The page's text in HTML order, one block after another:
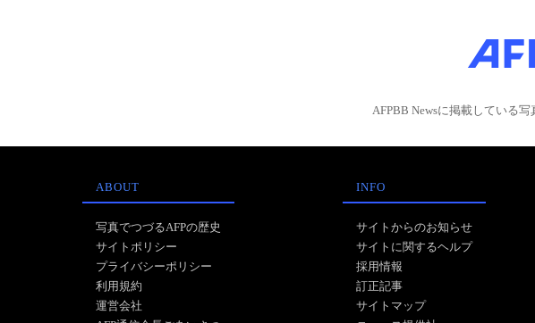
AFPBB Newsに掲載している
ABOUT
写真でつづるAFPの歴史
サイトポリシー
プライバシーポリシー
利用規約
運営会社
INFO
サイトからのお知らせ
サイトに関するヘルプ
採用情報
訂正記事
サイトマップ